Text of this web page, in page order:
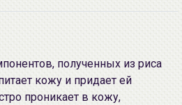
полученных из риса
кожу и придает ей
проникает в кожу,